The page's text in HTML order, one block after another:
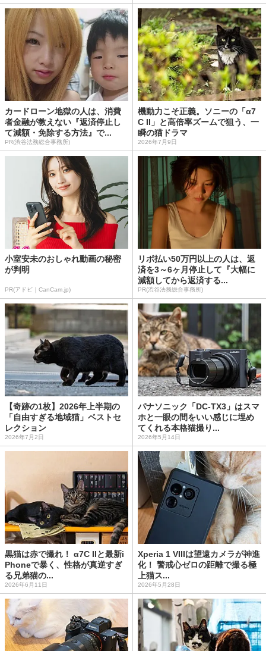
カードローン地獄の人は、消費
者金融が教えない『返済停止し
て減額・免除する方法』で...
PR(渋谷法務総合事務所)
機動力こそ正義。ソニーの「α7
C II」と高倍率ズームで狙う、一
瞬の猫ドラマ
2026年7月9日
小室安未のおしゃれ動画の秘密
が判明
PR(アドビ｜CanCam.jp)
リボ払い50万円以上の人は、返
済を3～6ヶ月停止して『大幅に
減額してから返済する...
PR(渋谷法務総合事務所)
【奇跡の1枚】2026年上半期の
「自由すぎる地域猫」ベストセ
レクション
2026年7月2日
パナソニック「DC-TX3」はスマ
ホと一眼の間をいい感じに埋め
てくれる本格猫撮り...
2026年5月14日
黒猫は赤で撮れ！ α7C IIと最新i
Phoneで暴く、性格が真逆すぎ
る兄弟猫の...
2026年6月11日
Xperia 1 VIIIは望遠カメラが神進
化！ 警戒心ゼロの距離で撮る極
上猫ス...
2026年5月28日